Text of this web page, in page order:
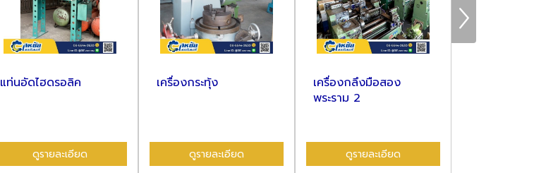
แท่นอัดไฮดรอลิค
ดูรายละเอียด
เครื่องกระทุ้ง
ดูรายละเอียด
เครื่องกลึงมือสอง
พระราม 2
ดูรายละเอียด